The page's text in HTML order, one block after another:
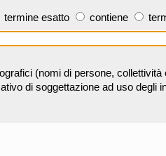
termine esatto contiene
(nomi di persone,
di soggettazione ad uso degli